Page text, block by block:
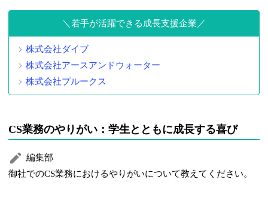
若手が活躍できる成長支援企業
株式会社ダイブ
株式会社アースアンドウォーター
株式会社プルークス
CS業務のやりがい：学生とともに成長する喜び
編集部
御社でのCS業務におけるやりがいについて教えてください。